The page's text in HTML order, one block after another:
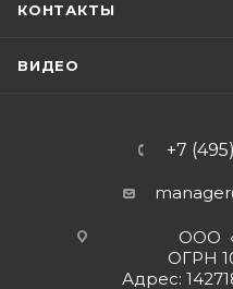
КОНТАКТЫ
ВИДЕО
+7
ООО
ОГРН
Адрес: